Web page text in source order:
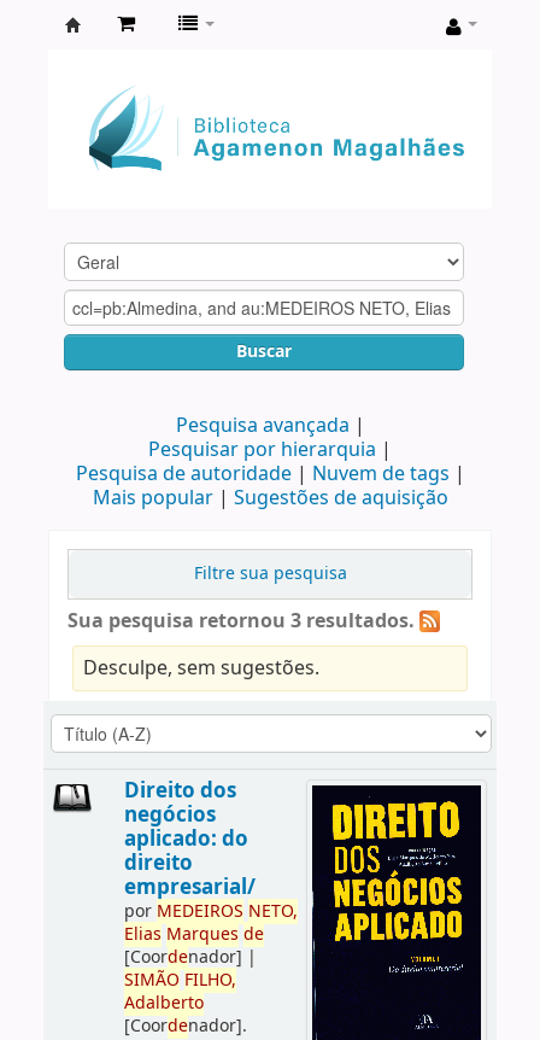
Agamenon
Magalhães
Buscar
Pesquisa avançada
Pesquisar por hierarquia
Pesquisa de autoridade
Nuvem de tags
Mais popular
Sugestões de aquisição
Filtre sua pesquisa
Sua pesquisa retornou 3 resultados.
Desculpe, sem sugestões.
Direito dos
negócios
aplicado: do
direito
empresarial/
por MEDEIROS NETO,
Elias Marques de
[Coordenador] |
SIMÃO FILHO,
Adalberto
[Coordenador].